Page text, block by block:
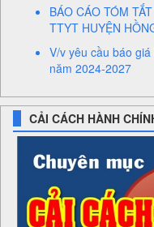
BÁO CÁO TÓM
TTYT HUYỆN
V/v yêu cầu báo
năm 2024-2027
CẢI CÁCH HÀNH